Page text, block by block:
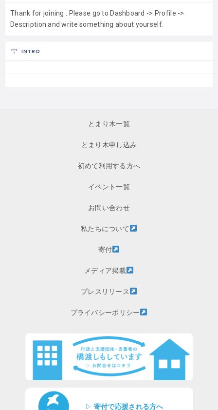
Thank for joining . Please go to Dashboard -> Profile ->
Description and write something about yourself.
INTRO
とまり木一覧
とまり木申し込み
初めて利用する方へ
イベント一覧
お問い合わせ
私たちについて
寄付
メディア掲載
プレスリリース
プライバシーポリシー
▷ 寄付で応援される方へ